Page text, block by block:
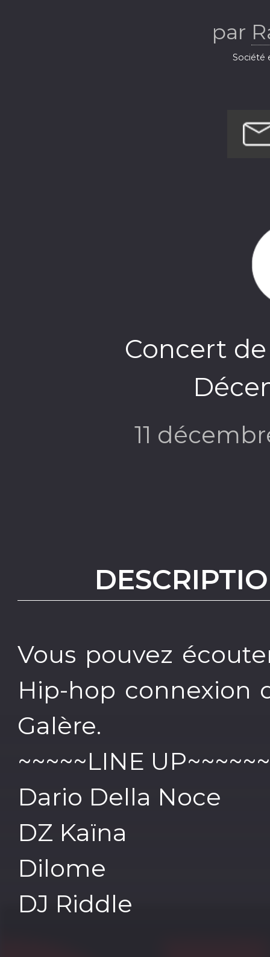
par
Société
Concert
11
Vous pouvez
Hip-hop connexion
Galère.
~~~~~LINE
Dario Della Noce
DZ Kaïna
Dilome
DJ Riddle